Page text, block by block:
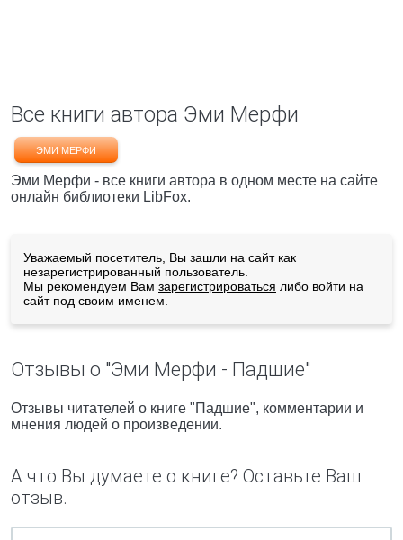
Все книги автора Эми Мерфи
ЭМИ МЕРФИ
Эми Мерфи - все книги автора в одном месте на сайте
онлайн библиотеки LibFox.
Уважаемый посетитель, Вы зашли на сайт как
незарегистрированный пользователь.
Мы рекомендуем Вам зарегистрироваться либо войти на
сайт под своим именем.
Отзывы о "Эми Мерфи - Падшие"
Отзывы читателей о книге "Падшие", комментарии и
мнения людей о произведении.
А что Вы думаете о книге? Оставьте Ваш
отзыв.